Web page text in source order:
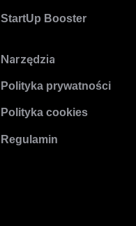
StartUp Booster
Narzędzia
Polityka prywatności
Polityka cookies
Regulamin